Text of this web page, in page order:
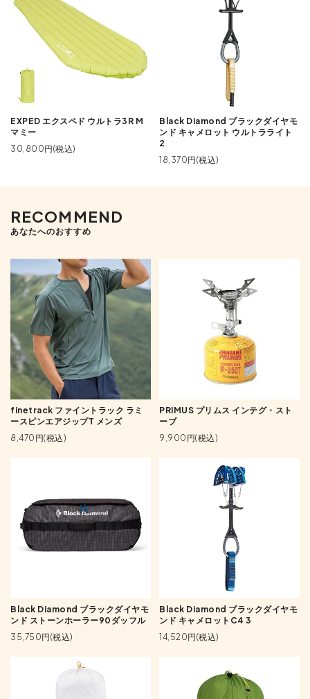
EXPED エクスペド ウルトラ3R M
マミー
30,800円(税込)
Black Diamond ブラックダイヤモ
ンド キャメロット ウルトラライト
2
18,370円(税込)
RECOMMEND
あなたへのおすすめ
finetrack ファイントラック ラミ
ースピンエアジップT メンズ
8,470円(税込)
PRIMUS プリムス インテグ・スト
ーブ
9,900円(税込)
Black Diamond ブラックダイヤモ
ンド ストーンホーラー90ダッフル
35,750円(税込)
Black Diamond ブラックダイヤモ
ンド キャメロットC4 3
14,520円(税込)